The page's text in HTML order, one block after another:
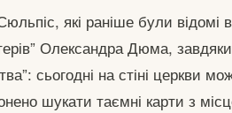
які раніше були відомі
Олександра Дюма,
сьогодні на стіні церкви
шукати таємні карти з